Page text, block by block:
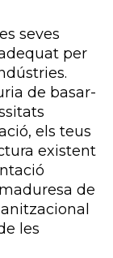
seves
per
de basar-
els teus
existent
de
les